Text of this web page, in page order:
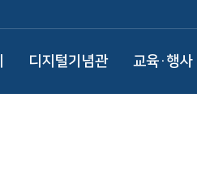
디지털기념관 교육·행사